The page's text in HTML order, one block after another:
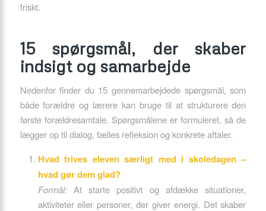
friskt.
15 spørgsmål, der skaber
indsigt og samarbejde
Nedenfor finder du 15 gennemarbejdede spørgsmål, som
både forældre og lærere kan bruge til at strukturere den
første forældresamtale. Spørgsmålene er formuleret, så de
lægger op til dialog, fælles refleksion og konkrete aftaler.
Hvad trives eleven særligt med i skoledagen –
hvad gør dem glad?
Formål:At starte positivt og afdække situationer,
aktiviteter eller personer, der giver energi. Det skaber